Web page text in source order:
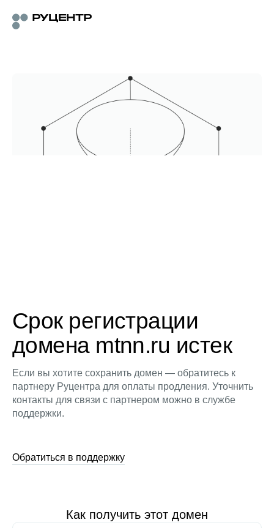
Срок регистрации
домена mtnn.ru истек
Если вы хотите сохранить домен — обратитесь к
партнеру Руцентра для оплаты продления. Уточнить
контакты для связи с партнером можно в службе
поддержки.
Обратиться в поддержку
Как получить этот домен